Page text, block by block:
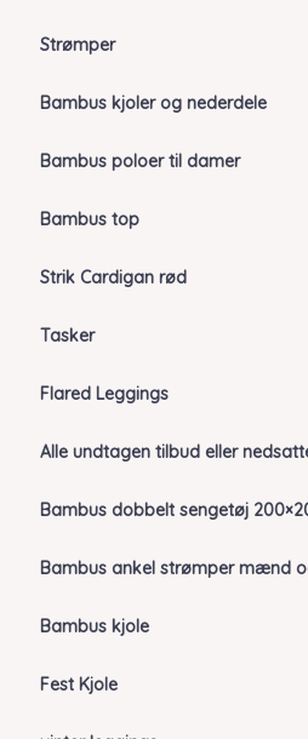
Strømper
Bambus kjoler og nederdele
Bambus poloer til damer
Bambus top
Strik Cardigan rød
Tasker
Flared Leggings
Alle undtagen tilbud eller
Bambus dobbelt sengetøj
Bambus ankel strømper mænd
Bambus kjole
Fest Kjole